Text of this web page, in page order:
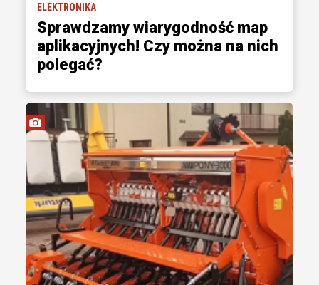
ELEKTRONIKA
Sprawdzamy wiarygodność map
aplikacyjnych! Czy można na nich
polegać?